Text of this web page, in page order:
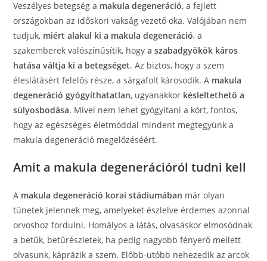
Veszélyes betegség a makula degeneráció, a fejlett
országokban az időskori vakság vezető oka. Valójában nem
tudjuk, miért alakul ki a makula degeneráció, a
szakemberek valószínűsítik, hogya szabadgyökök káros
hatása váltja ki a betegséget. Az biztos, hogy a szem
éleslátásért felelős része, a sárgafolt károsodik. A makula
degeneráció gyógyíthatatlan, ugyanakkor késleltethető a
súlyosbodása. Mivel nem lehet gyógyítani a kórt, fontos,
hogy az egészséges életmóddal mindent megtegyünk a
makula degeneráció megelőzéséért.
Amit a makula degenerációról tudni kell
A makula degeneráció korai stádiumában már olyan
tünetek jelennek meg, amelyeket észlelve érdemes azonnal
orvoshoz fordulni. Homályos a látás, olvasáskor elmosódnak
a betűk, betűrészletek, ha pedig nagyobb fényerő mellett
olvasunk, káprázik a szem. Előbb-utóbb nehezedik az arcok